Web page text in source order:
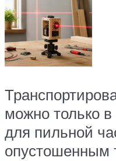
можно только
для пильной
опустошенным